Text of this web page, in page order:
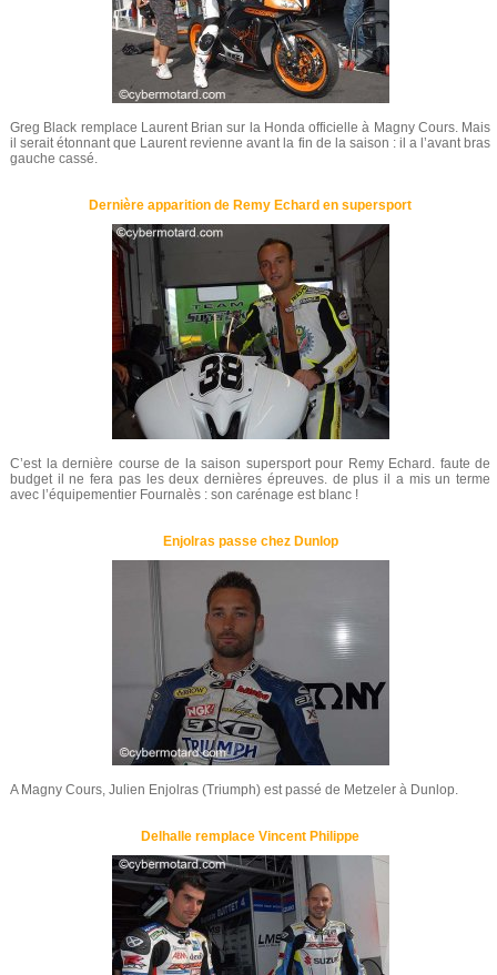
Greg Black remplace Laurent Brian sur la Honda officielle à Magny Cours. Mais
il serait étonnant que Laurent revienne avant la fin de la saison : il a l’avant bras
gauche cassé.
Dernière apparition de Remy Echard en supersport
C’est la dernière course de la saison supersport pour Remy Echard. faute de
budget il ne fera pas les deux dernières épreuves. de plus il a mis un terme
avec l’équipementier Fournalès : son carénage est blanc !
Enjolras passe chez Dunlop
A Magny Cours, Julien Enjolras (Triumph) est passé de Metzeler à Dunlop.
Delhalle remplace Vincent Philippe